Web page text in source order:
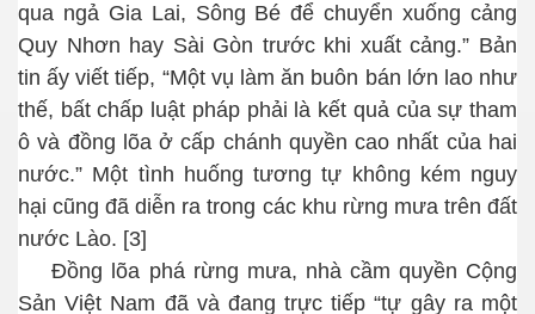
qua ngả Gia Lai, Sông Bé để chuyển xuống cảng
Quy Nhơn hay Sài Gòn trước khi xuất cảng.” Bản
tin ấy viết tiếp, “Một vụ làm ăn buôn bán lớn lao như
thế, bất chấp luật pháp phải là kết quả của sự tham
ô và đồng lõa ở cấp chánh quyền cao nhất của hai
nước.” Một tình huống tương tự không kém nguy
hại cũng đã diễn ra trong các khu rừng mưa trên đất
nước Lào. [3]
Đồng lõa phá rừng mưa, nhà cầm quyền Cộng
Sản Việt Nam đã và đang trực tiếp “tự gây ra một